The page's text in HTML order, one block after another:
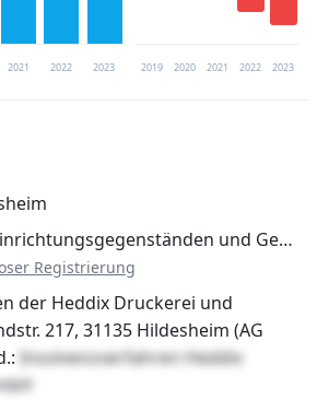
2021 2022 2023 2019 2020 2021 2022 2023
und Ge…
Registrierung
der Heddix Druckerei und
217, 31135 Hildesheim (AG
Insolvenzverfahren Heddix